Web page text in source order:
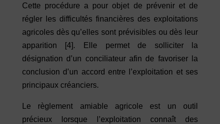
Cette procédure a pour objet de prévenir et de
régler les difficultés financières des exploitations
agricoles dès qu’elles sont prévisibles ou dès leur
apparition [4]. Elle permet de solliciter la
désignation d’un conciliateur afin de favoriser la
conclusion d’un accord entre l’exploitation et ses
principaux créanciers.
Le règlement amiable agricole est un outil
précieux lorsque l’exploitation connaît des